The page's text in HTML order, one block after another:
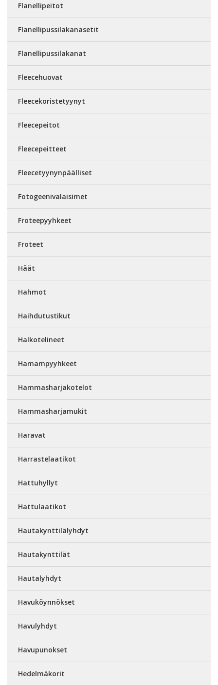
Flanellipeitot
Flanellipussilakanasetit
Flanellipussilakanat
Fleecehuovat
Fleecekoristetyynyt
Fleecepeitot
Fleecepeitteet
Fleecetyynynpäälliset
Fotogeenivalaisimet
Froteepyyhkeet
Froteet
Häät
Hahmot
Haihdutustikut
Halkotelineet
Hamampyyhkeet
Hammasharjakotelot
Hammasharjamukit
Haravat
Harrastelaatikot
Hattuhyllyt
Hattulaatikot
Hautakynttilälyhdyt
Hautakynttilät
Hautalyhdyt
Havuköynnökset
Havulyhdyt
Havupunokset
Hedelmäkorit